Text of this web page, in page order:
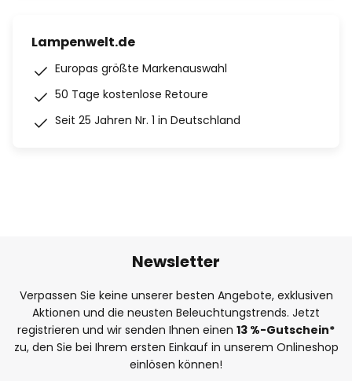
Lampenwelt.de
Europas größte Markenauswahl
50 Tage kostenlose Retoure
Seit 25 Jahren Nr. 1 in Deutschland
Newsletter
Verpassen Sie keine unserer besten Angebote, exklusiven
Aktionen und die neusten Beleuchtungstrends. Jetzt
registrieren und wir senden Ihnen einen 13 %-Gutschein*
zu, den Sie bei Ihrem ersten Einkauf in unserem Onlineshop
einlösen können!